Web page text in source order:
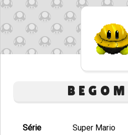
Série
Super Mario